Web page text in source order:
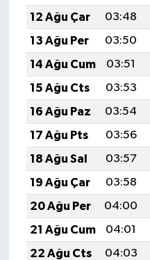
12 Ağu Çar
03:48
13 Ağu Per
03:50
14 Ağu Cum
03:51
15 Ağu Cts
03:53
16 Ağu Paz
03:54
17 Ağu Pts
03:56
18 Ağu Sal
03:57
19 Ağu Çar
03:58
20 Ağu Per
04:00
21 Ağu Cum
04:01
22 Ağu Cts
04:03